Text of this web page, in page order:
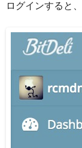
ログインすると